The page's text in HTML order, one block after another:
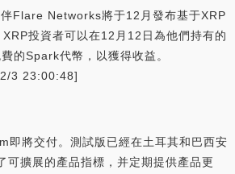
Flare Networks將于12月發布基于XRP
投資者可以在12月12日為他們持有的
的Spark代幣，以獲得收益。
3 23:00:48]
即將交付。測試版已經在土耳其和巴西安
可擴展的產品指標，并定期提供產品更